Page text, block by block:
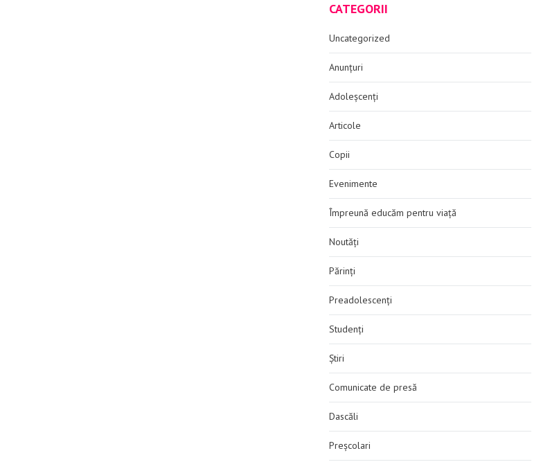
CATEGORII
Uncategorized
Anunțuri
Adoleșcenți
Articole
Copii
Evenimente
Împreună educăm pentru viață
Noutăți
Părinți
Preadolescenți
Studenți
Știri
Comunicate de presă
Dascăli
Preșcolari